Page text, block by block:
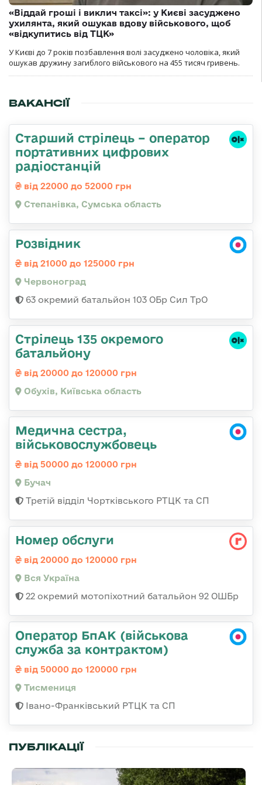
«Віддай гроші і виклич таксі»: у Києві засуджено
ухилянта, який ошукав вдову військового, щоб
«відкупитись від ТЦК»
У Києві до 7 років позбавлення волі засуджено чоловіка, який
ошукав дружину загиблого військового на 455 тисяч гривень.
ВАКАНСІЇ
Старший стрілець – оператор
портативних цифрових
радіостанцій
від 22000 до 52000 грн
Степанівка, Сумська область
Розвідник
від 21000 до 125000 грн
Червоноград
63 окремий батальйон 103 ОБр Сил ТрО
Стрілець 135 окремого
батальйону
від 20000 до 120000 грн
Обухів, Київська область
Медична сестра,
військовослужбовець
від 50000 до 120000 грн
Бучач
Третій відділ Чортківського РТЦК та СП
Номер обслуги
від 20000 до 120000 грн
Вся Україна
22 окремий мотопіхотний батальйон 92 ОШБр
Оператор БпАК (військова
служба за контрактом)
від 50000 до 120000 грн
Тисмениця
Івано-Франківський РТЦК та СП
ПУБЛІКАЦІЇ